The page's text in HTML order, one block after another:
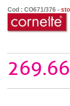
Cod : CO671/376 -
269.66